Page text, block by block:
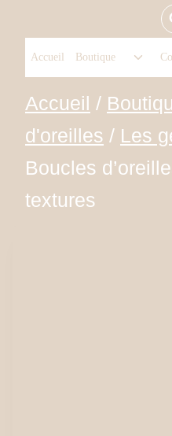
contenu
Accueil Boutique
enfant
Accueil /
d'oreilles / Les
Boucles
textures